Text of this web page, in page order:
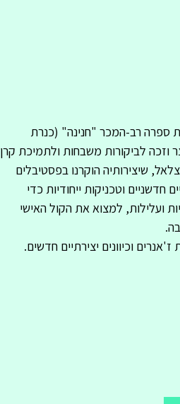
ספרה רב-המכר "חנינה" (כנרת
קצר וזכה לביקורות משבחות ולתמיכת קרן
שיצירותיה הוקרנו בפסטיבלים
וטכניקות ייחודיות כדי
ועלילות, למצוא את הקול האישי
וכיוונים יצירתיים חדשים.